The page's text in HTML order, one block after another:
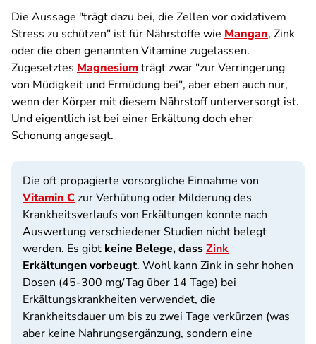
Die Aussage "trägt dazu bei, die Zellen vor oxidativem
Stress zu schützen" ist für Nährstoffe wie Mangan, Zink
oder die oben genannten Vitamine zugelassen.
Zugesetztes Magnesiumträgt zwar "zur Verringerung
von Müdigkeit und Ermüdung bei", aber eben auch nur,
wenn der Körper mit diesem Nährstoff unterversorgt ist.
Und eigentlich ist bei einer Erkältung doch eher
Schonung angesagt.
Die oft propagierte vorsorgliche Einnahme von
Vitamin Czur Verhütung oder Milderung des
Krankheitsverlaufs von Erkältungen konnte nach
Auswertung verschiedener Studien nicht belegt
werden. Es gibt keine Belege, dassZink
Erkältungen vorbeugt. Wohl kann Zink in sehr hohen
Dosen (45-300 mg/Tag über 14 Tage) bei
Erkältungskrankheiten verwendet, die
Krankheitsdauer um bis zu zwei Tage verkürzen (was
aber keine Nahrungsergänzung, sondern eine